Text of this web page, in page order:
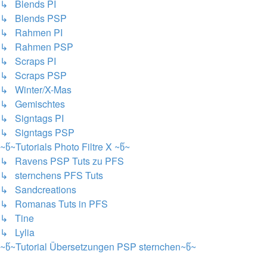
↳ Blends PI
↳ Blends PSP
↳ Rahmen PI
↳ Rahmen PSP
↳ Scraps PI
↳ Scraps PSP
↳ Winter/X-Mas
↳ Gemischtes
↳ Signtags PI
↳ Signtags PSP
~წ~Tutorials Photo Filtre X ~წ~
↳ Ravens PSP Tuts zu PFS
↳ sternchens PFS Tuts
↳ Sandcreations
↳ Romanas Tuts in PFS
↳ Tine
↳ Lylia
~წ~Tutorial Übersetzungen PSP sternchen~წ~